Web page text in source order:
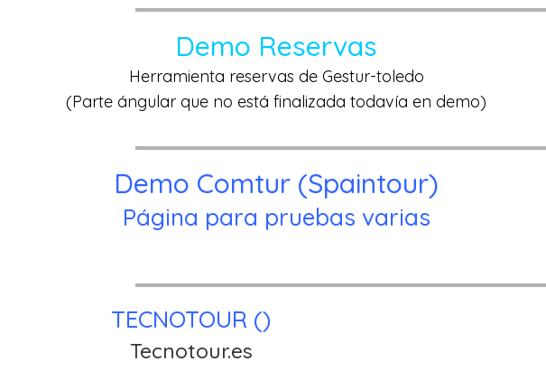
Demo Reservas
Herramienta reservas de Gestur-toledo
(Parte ángular que no está finalizada todavía en demo)
Demo Comtur (Spaintour)
Página para pruebas varias
TECNOTOUR ()
Tecnotour.es